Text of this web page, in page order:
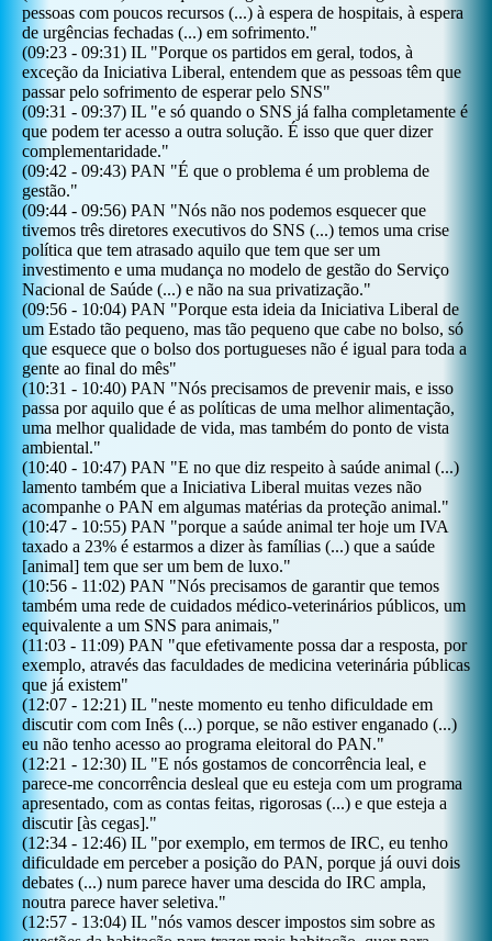
pessoas com poucos recursos (...) à espera de hospitais, à espera
de urgências fechadas (...) em sofrimento."
(09:23 - 09:31) IL "Porque os partidos em geral, todos, à
exceção da Iniciativa Liberal, entendem que as pessoas têm que
passar pelo sofrimento de esperar pelo SNS"
(09:31 - 09:37) IL "e só quando o SNS já falha completamente é
que podem ter acesso a outra solução. É isso que quer dizer
complementaridade."
(09:42 - 09:43) PAN "É que o problema é um problema de
gestão."
(09:44 - 09:56) PAN "Nós não nos podemos esquecer que
tivemos três diretores executivos do SNS (...) temos uma crise
política que tem atrasado aquilo que tem que ser um
investimento e uma mudança no modelo de gestão do Serviço
Nacional de Saúde (...) e não na sua privatização."
(09:56 - 10:04) PAN "Porque esta ideia da Iniciativa Liberal de
um Estado tão pequeno, mas tão pequeno que cabe no bolso, só
que esquece que o bolso dos portugueses não é igual para toda a
gente ao final do mês"
(10:31 - 10:40) PAN "Nós precisamos de prevenir mais, e isso
passa por aquilo que é as políticas de uma melhor alimentação,
uma melhor qualidade de vida, mas também do ponto de vista
ambiental."
(10:40 - 10:47) PAN "E no que diz respeito à saúde animal (...)
lamento também que a Iniciativa Liberal muitas vezes não
acompanhe o PAN em algumas matérias da proteção animal."
(10:47 - 10:55) PAN "porque a saúde animal ter hoje um IVA
taxado a 23% é estarmos a dizer às famílias (...) que a saúde
[animal] tem que ser um bem de luxo."
(10:56 - 11:02) PAN "Nós precisamos de garantir que temos
também uma rede de cuidados médico-veterinários públicos, um
equivalente a um SNS para animais,"
(11:03 - 11:09) PAN "que efetivamente possa dar a resposta, por
exemplo, através das faculdades de medicina veterinária públicas
que já existem"
(12:07 - 12:21) IL "neste momento eu tenho dificuldade em
discutir com com Inês (...) porque, se não estiver enganado (...)
eu não tenho acesso ao programa eleitoral do PAN."
(12:21 - 12:30) IL "E nós gostamos de concorrência leal, e
parece-me concorrência desleal que eu esteja com um programa
apresentado, com as contas feitas, rigorosas (...) e que esteja a
discutir [às cegas]."
(12:34 - 12:46) IL "por exemplo, em termos de IRC, eu tenho
dificuldade em perceber a posição do PAN, porque já ouvi dois
debates (...) num parece haver uma descida do IRC ampla,
noutra parece haver seletiva."
(12:57 - 13:04) IL "nós vamos descer impostos sim sobre as